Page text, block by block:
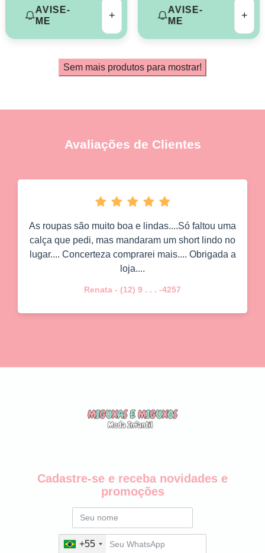
AVISE-
ME
+
AVISE-
ME
+
Sem mais produtos para mostrar!
Avaliações de Clientes
As roupas são muito boa e lindas....Só faltou uma
calça que pedi, mas mandaram um short lindo no
lugar.... Concerteza comprarei mais.... Obrigada a
loja....
Renata - (12) 9 . . . -4257
Cadastre-se e receba novidades e
promoções
+55